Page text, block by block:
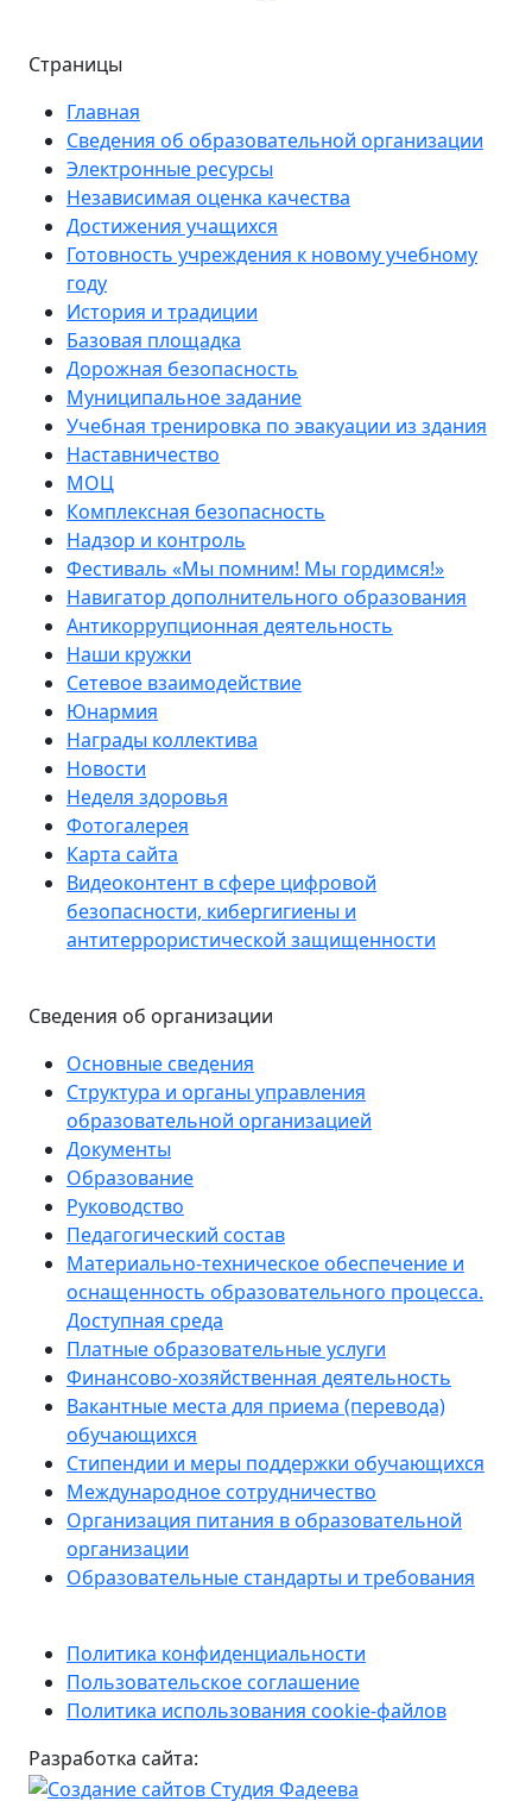
Страницы
Главная
Сведения об образовательной организации
Электронные ресурсы
Независимая оценка качества
Достижения учащихся
Готовность учреждения к новому учебному
году
История и традиции
Базовая площадка
Дорожная безопасность
Муниципальное задание
Учебная тренировка по эвакуации из здания
Наставничество
МОЦ
Комплексная безопасность
Надзор и контроль
Фестиваль «Мы помним! Мы гордимся!»
Навигатор дополнительного образования
Антикоррупционная деятельность
Наши кружки
Сетевое взаимодействие
Юнармия
Награды коллектива
Новости
Неделя здоровья
Фотогалерея
Карта сайта
Видеоконтент в сфере цифровой
безопасности, кибергигиены и
антитеррористической защищенности
Сведения об организации
Основные сведения
Структура и органы управления
образовательной организацией
Документы
Образование
Руководство
Педагогический состав
Материально-техническое обеспечение и
оснащенность образовательного процесса.
Доступная среда
Платные образовательные услуги
Финансово-хозяйственная деятельность
Вакантные места для приема (перевода)
обучающихся
Стипендии и меры поддержки обучающихся
Международное сотрудничество
Организация питания в образовательной
организации
Образовательные стандарты и требования
Политика конфиденциальности
Пользовательское соглашение
Политика использования cookie-файлов
Разработка сайта: